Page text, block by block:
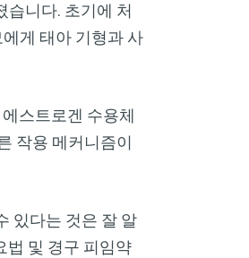
습니다. 초기에 처
게 태아 기형과 사
스트로겐 수용체
작용 메커니즘이
있다는 것은 잘 알
법 및 경구 피임약